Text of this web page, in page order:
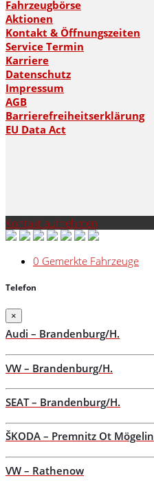
Fahrzeugbörse
Aktionen
Kontakt & Öffnungszeiten
Service Termin
Karriere
Datenschutz
Impressum
AGB
Barrierefreiheitserklärung
EU Data Act
Kontakt aufnehmen
0 Gemerkte Fahrzeuge
Telefon
×
Audi – Brandenburg/H.
VW – Brandenburg/H.
SEAT – Brandenburg/H.
ŠKODA – Premnitz Ot Mögelin
VW – Rathenow